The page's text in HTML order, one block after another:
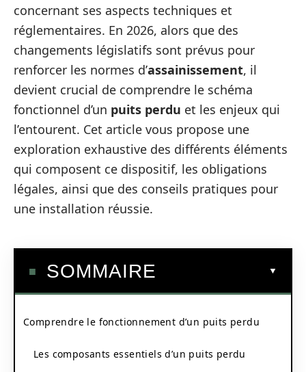
concernant ses aspects techniques et
réglementaires. En 2026, alors que des
changements législatifs sont prévus pour
renforcer les normes d’assainissement, il
devient crucial de comprendre le schéma
fonctionnel d’un puits perdu et les enjeux qui
l’entourent. Cet article vous propose une
exploration exhaustive des différents éléments
qui composent ce dispositif, les obligations
légales, ainsi que des conseils pratiques pour
une installation réussie.
SOMMAIRE
Comprendre le fonctionnement d’un puits perdu
Les composants essentiels d’un puits perdu